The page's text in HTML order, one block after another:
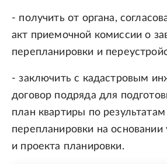
- получить от органа,
акт приемочной комиссии о
перепланировки и
- заключить с кадастровым
договор подряда для
план квартиры по результатам
перепланировки на основании
и проекта планировки.